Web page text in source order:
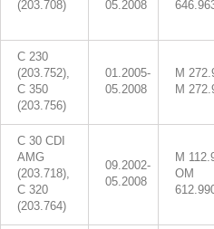
(203.708)
05.2008
C 230
(203.752),
C 350
(203.756)
01.2005-
05.2008
M
M
C 30 CDI
AMG
(203.718),
C 320
(203.764)
09.2002-
05.2008
M
OM